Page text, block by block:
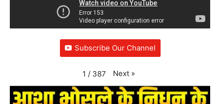
Subscribe Our Channel
1 / 387 Next »